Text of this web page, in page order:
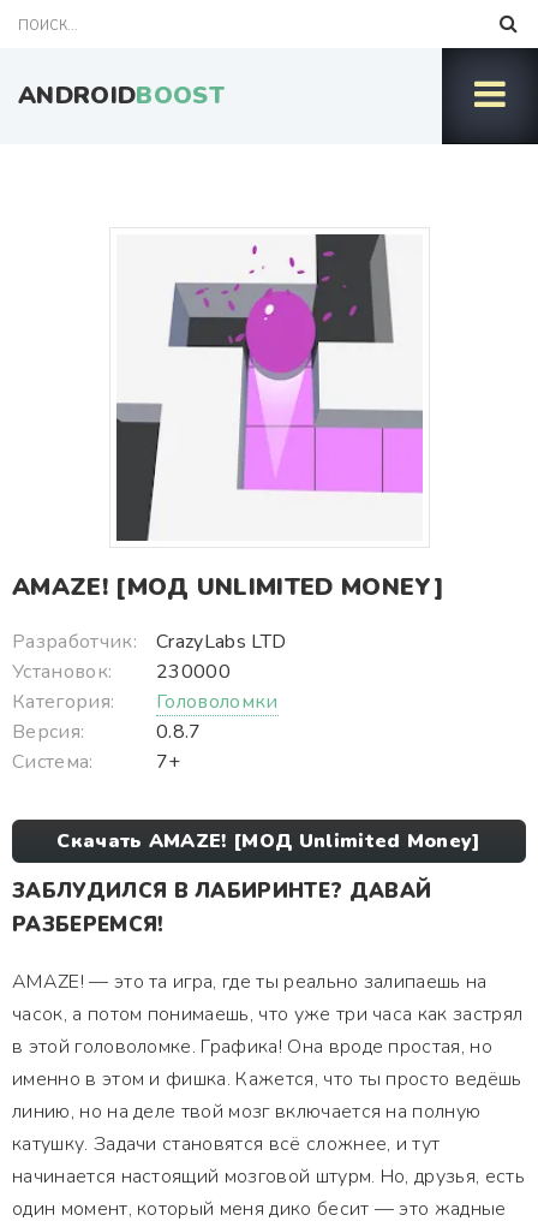
ANDROIDBOOST
AMAZE! [МОД UNLIMITED MONEY]
Разработчик:
CrazyLabs LTD
Установок:
230000
Категория:
Головоломки
Версия:
0.8.7
Система:
7+
Скачать AMAZE! [МОД Unlimited Money]
ЗАБЛУДИЛСЯ В ЛАБИРИНТЕ? ДАВАЙ
РАЗБЕРЕМСЯ!
AMAZE! — это та игра, где ты реально залипаешь на
часок, а потом понимаешь, что уже три часа как застрял
в этой головоломке. Графика! Она вроде простая, но
именно в этом и фишка. Кажется, что ты просто ведёшь
линию, но на деле твой мозг включается на полную
катушку. Задачи становятся всё сложнее, и тут
начинается настоящий мозговой штурм. Но, друзья, есть
один момент, который меня дико бесит — это жадные